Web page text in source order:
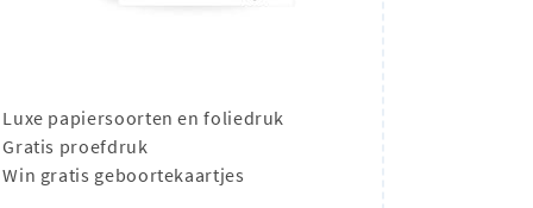
papiersoorten en foliedruk
proefdruk
gratis geboortekaartjes